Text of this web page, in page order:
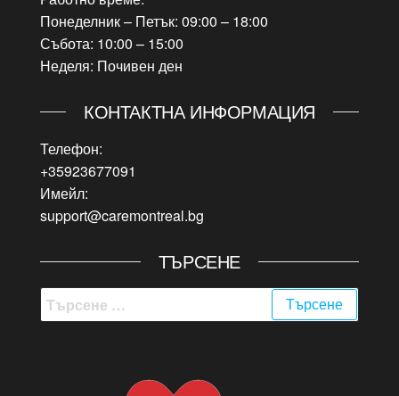
Понеделник – Петък: 09:00 – 18:00
Събота: 10:00 – 15:00
Неделя: Почивен ден
КОНТАКТНА ИНФОРМАЦИЯ
Телефон:
+35923677091
Имейл:
support@caremontreal.bg
ТЪРСЕНЕ
Търсене
за: